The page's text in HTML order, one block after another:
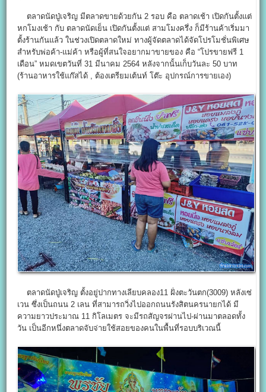
ตลาดนัดปู่เจริญ มีตลาดขายด้วยกัน 2 รอบ คือ ตลาดเช้า เปิดกันตั้งแต่
หกโมงเช้า กับ ตลาดนัดเย็น เปิดกันตั้งแต่ สามโมงครึ่ง ก็มีร้านค้าเริ่มมา
ตั้งร้านกันแล้ว ในช่วงเปิดตลาดใหม่ ทางผู้จัดตลาดได้จัดโปรโมชั่นพิเศษ
สำหรับพ่อค้า-แม่ค้า หรือผู้ที่สนใจอยากมาขายของ คือ “โปรขายฟรี 1
เดือน” หมดเขตวันที่ 31 มีนาคม 2564 หลังจากนั้นเก็บวันละ 50 บาท
(ร้านอาหารใช้แก๊สได้ , ต้องเตรียมเต้นท์ โต๊ะ อุปกรณ์การขายเอง)
ตลาดนัดปู่เจริญ ตั้งอยู่ปากทางเลียบคลอง11 ฝั่งตะวันตก(3009) หลังเซ่
เวน ซึ่งเป็นถนน 2 เลน ที่สามารถวิ่งไปออกถนนรังสิตนครนายกได้ มี
ความยาวประมาณ 11 กิโลเมตร จะมีรถสัญจรผ่านไป-ผ่านมาตลอดทั้ง
วัน เป็นอีกหนึ่งตลาดจับจ่ายใช้สอยของคนในพื้นที่รอบบริเวณนี้